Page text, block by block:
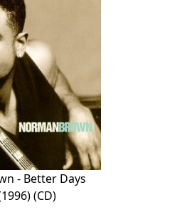
- Better Days
(CD)